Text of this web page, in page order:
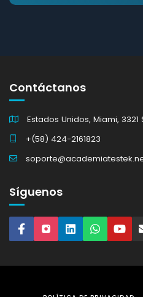
Contáctanos
Estados Unidos, Miami, 3321 S
+(58) 424-2161823
Síguenos